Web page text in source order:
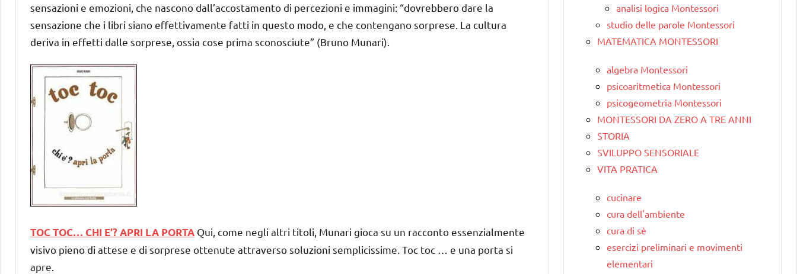
sensazioni e emozioni, che nascono dall’accostamento di percezioni e immagini: “dovrebbero dare la
sensazione che i libri siano effettivamente fatti in questo modo, e che contengano sorprese. La cultura
deriva in effetti dalle sorprese, ossia cose prima sconosciute” (Bruno Munari).
TOC TOC… CHI E’? APRI LA PORTA Qui, come negli altri titoli, Munari gioca su un racconto essenzialmente
visivo pieno di attese e di sorprese ottenute attraverso soluzioni semplicissime. Toc toc … e una porta si
apre.
analisi logica Montessori
studio delle parole Montessori
MATEMATICA MONTESSORI
algebra Montessori
psicoaritmetica Montessori
psicogeometria Montessori
MONTESSORI DA ZERO A TRE ANNI
STORIA
SVILUPPO SENSORIALE
VITA PRATICA
cucinare
cura dell'ambiente
cura di sè
esercizi preliminari e movimenti
elementari